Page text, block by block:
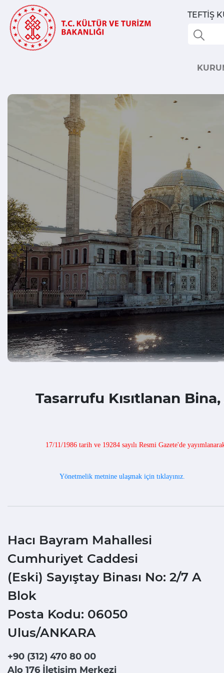
TEFTİŞ
Tasarrufu Kısıtlanan
17/11/1986 tarih ve 19284 sayılı Resmi Gazete'de
Yönetmelik metnine ulaşmak için tıklayınız.
Hacı Bayram Mahallesi
Cumhuriyet Caddesi
(Eski) Sayıştay Binası No: 2/7 A
Blok
Posta Kodu: 06050
Ulus/ANKARA
+90 (312) 470 80 00
Alo 176 İletişim Merkezi